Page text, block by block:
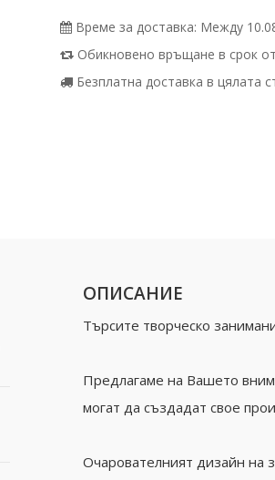
Време за доставка: Между
Обикновено връщане в срок
Безплатна доставка в цялата
ОПИСАНИЕ
Търсите творческо
Предлагаме на Вашето
могат да създадат свое
Очарователният дизайн на